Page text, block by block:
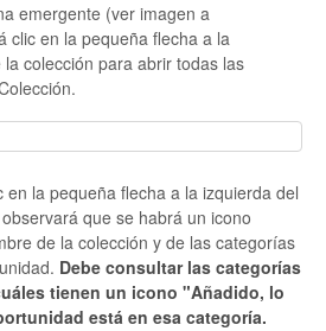
emergente (ver imagen a
clic en la pequeña flecha a la
colección para abrir todas las
en la pequeña flecha a la izquierda del
que se habrá un icono
de la colección y de las categorías
Debe consultar las categorías
tienen un icono "Añadido, lo
está en esa categoría.